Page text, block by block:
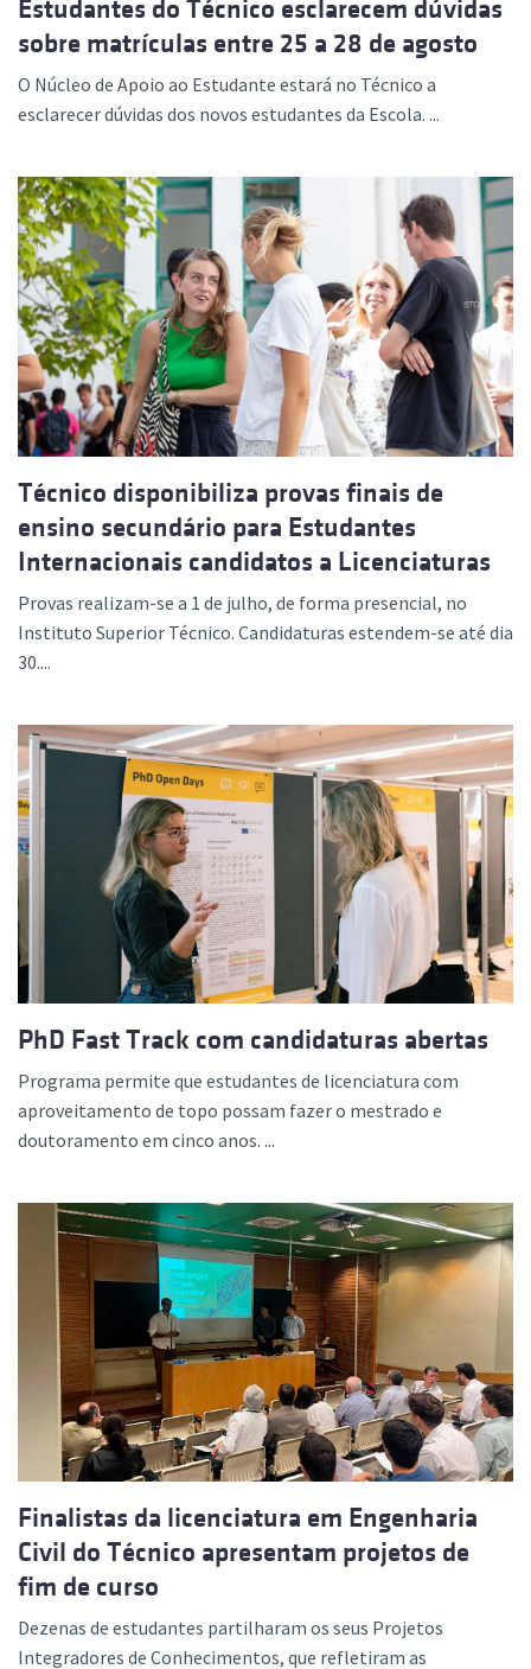
Estudantes do Técnico esclarecem dúvidas
sobre matrículas entre 25 a 28 de agosto
O Núcleo de Apoio ao Estudante estará no Técnico a
esclarecer dúvidas dos novos estudantes da Escola. ...
Técnico disponibiliza provas finais de
ensino secundário para Estudantes
Internacionais candidatos a Licenciaturas
Provas realizam-se a 1 de julho, de forma presencial, no
Instituto Superior Técnico. Candidaturas estendem-se até dia
30....
PhD Fast Track com candidaturas abertas
Programa permite que estudantes de licenciatura com
aproveitamento de topo possam fazer o mestrado e
doutoramento em cinco anos. ...
Finalistas da licenciatura em Engenharia
Civil do Técnico apresentam projetos de
fim de curso
Dezenas de estudantes partilharam os seus Projetos
Integradores de Conhecimentos, que refletiram as